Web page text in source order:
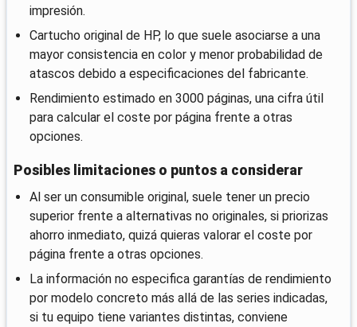
impresión.
Cartucho original de HP, lo que suele asociarse a una
mayor consistencia en color y menor probabilidad de
atascos debido a especificaciones del fabricante.
Rendimiento estimado en 3000 páginas, una cifra útil
para calcular el coste por página frente a otras
opciones.
Posibles limitaciones o puntos a considerar
Al ser un consumible original, suele tener un precio
superior frente a alternativas no originales, si priorizas
ahorro inmediato, quizá quieras valorar el coste por
página frente a otras opciones.
La información no especifica garantías de rendimiento
por modelo concreto más allá de las series indicadas,
si tu equipo tiene variantes distintas, conviene